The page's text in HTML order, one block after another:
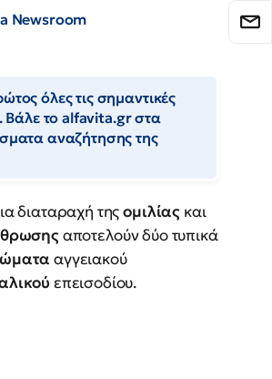
Newsroom
όλες τις σημαντικές
Βάλε το alfavita.gr στα
αναζήτησης της
διαταραχή τηςομιλίας και
αποτελούν δύο τυπικά
αγγειακού
επεισοδίου.